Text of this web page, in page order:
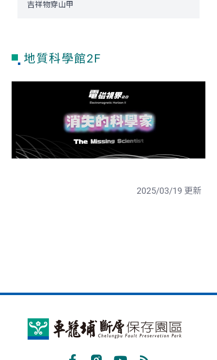
吉祥物穿山甲
地質科學館2F
2025/03/19 更新
車